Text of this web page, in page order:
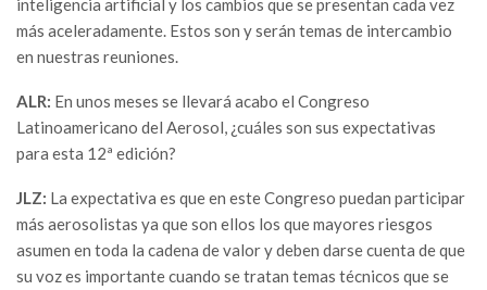
inteligencia artificial y los cambios que se presentan cada vez
más aceleradamente. Estos son y serán temas de intercambio
en nuestras reuniones.
ALR: En unos meses se llevará acabo el Congreso
Latinoamericano del Aerosol, ¿cuáles son sus expectativas
para esta 12ª edición?
JLZ: La expectativa es que en este Congreso puedan participar
más aerosolistas ya que son ellos los que mayores riesgos
asumen en toda la cadena de valor y deben darse cuenta de que
su voz es importante cuando se tratan temas técnicos que se